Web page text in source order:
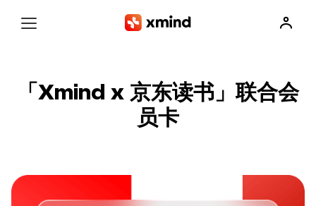
「Xmind x 京东读书」联合会
员卡